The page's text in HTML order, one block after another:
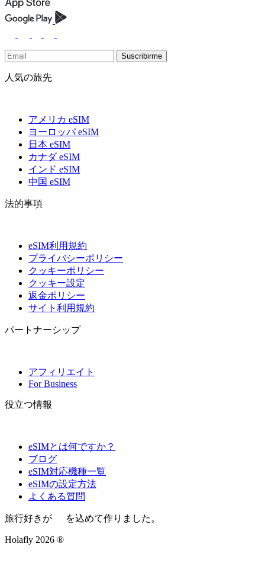
Suscribirme
人気の旅先
アメリカ eSIM
ヨーロッパ eSIM
日本 eSIM
カナダ eSIM
インド eSIM
中国 eSIM
法的事項
eSIM利用規約
プライバシーポリシー
クッキーポリシー
クッキー設定
返金ポリシー
サイト利用規約
パートナーシップ
アフィリエイト
For Business
役立つ情報
eSIMとは何ですか？
ブログ
eSIM対応機種一覧
eSIMの設定方法
よくある質問
旅行好きが を込めて作りました。
Holafly 2026 ®